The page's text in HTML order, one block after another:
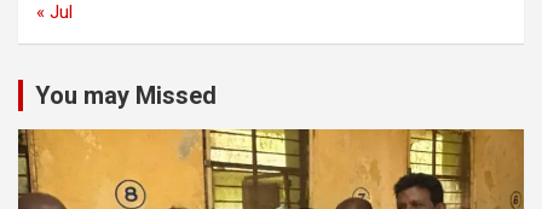
« Jul
You may Missed